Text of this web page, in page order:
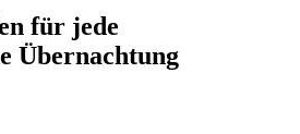
für jede
Übernachtung